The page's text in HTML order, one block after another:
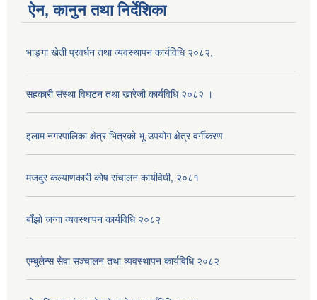
ऐन, कानुन तथा निर्देशिका
भाङ्गा खेती प्रवर्धन तथा व्यवस्थापन कार्यविधि २०८२,
सहकारी संस्था विघटन तथा खारेजी कार्यविधि २०८२ ।
इलाम नगरपालिका क्षेत्र भित्रको भू-उपयोग क्षेत्र वर्गीकरण
मजदुर कल्याणकारी कोष संचालन कार्यविधी, २०८१
बाँझो जग्गा व्यवस्थापन कार्यविधि २०८२
एम्बुलेन्स सेवा सञ्चालन तथा व्यवस्थापन कार्यविधि २०८२